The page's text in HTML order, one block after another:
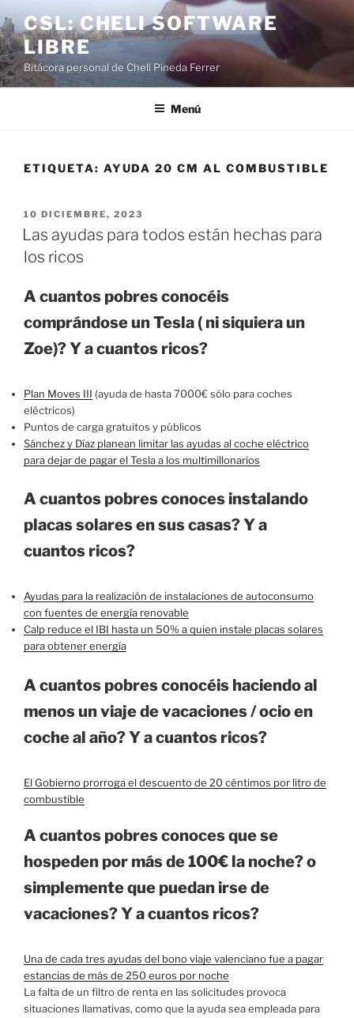
al
contenido
CSL: CHELI SOFTWARE
LIBRE
Bitácora personal de Cheli Pineda Ferrer
Menú
ETIQUETA: AYUDA 20 CM AL COMBUSTIBLE
PUBLICADO
EL
10 DICIEMBRE, 2023
Las ayudas para todos están hechas para
los ricos
A cuantos pobres conocéis
comprándose un Tesla ( ni siquiera un
Zoe)? Y a cuantos ricos?
Plan Moves III (ayuda de hasta 7000€ sólo para coches
eléctricos)
Puntos de carga gratuitos y públicos
Sánchez y Díaz planean limitar las ayudas al coche eléctrico
para dejar de pagar el Tesla a los multimillonarios
A cuantos pobres conoces instalando
placas solares en sus casas? Y a
cuantos ricos?
Ayudas para la realización de instalaciones de autoconsumo
con fuentes de energía renovable
Calp reduce el IBI hasta un 50% a quien instale placas solares
para obtener energía
A cuantos pobres conocéis haciendo al
menos un viaje de vacaciones / ocio en
coche al año? Y a cuantos ricos?
El Gobierno prorroga el descuento de 20 céntimos por litro de
combustible
A cuantos pobres conoces que se
hospeden por más de 100€ la noche? o
simplemente que puedan irse de
vacaciones? Y a cuantos ricos?
Una de cada tres ayudas del bono viaje valenciano fue a pagar
estancias de más de 250 euros por noche
La falta de un filtro de renta en las solicitudes provoca
situaciones llamativas, como que la ayuda sea empleada para